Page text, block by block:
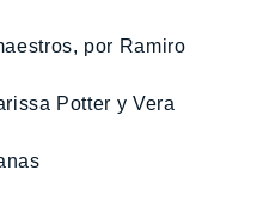
por Ramiro
Potter y Vera